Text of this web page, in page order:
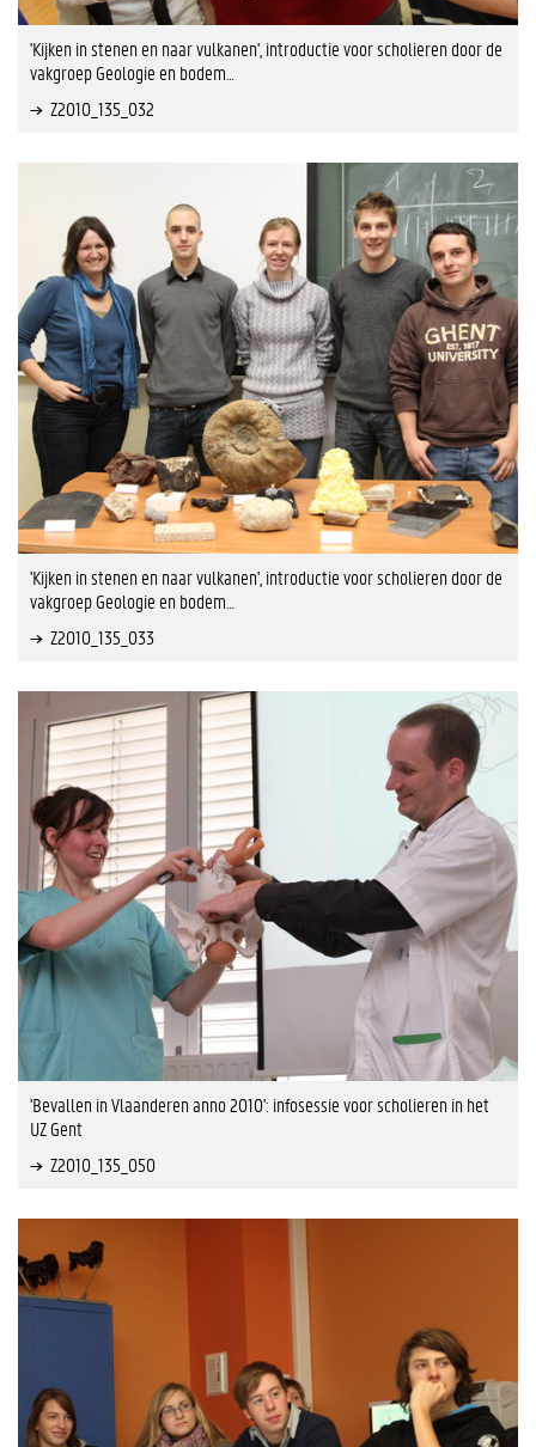
'Kijken in stenen en naar vulkanen', introductie voor scholieren door de
vakgroep Geologie en bodem…
Z2010_135_032
'Kijken in stenen en naar vulkanen', introductie voor scholieren door de
vakgroep Geologie en bodem…
Z2010_135_033
'Bevallen in Vlaanderen anno 2010': infosessie voor scholieren in het
UZ Gent
Z2010_135_050